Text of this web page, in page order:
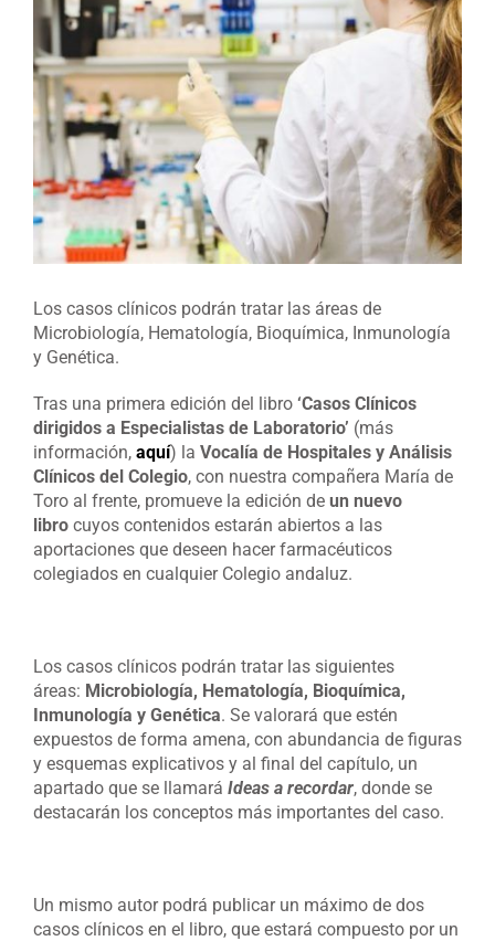
más
grande
Los casos clínicos podrán tratar las áreas de
Microbiología, Hematología, Bioquímica, Inmunología
y Genética.
Tras una primera edición del libro ‘Casos Clínicos
dirigidos a Especialistas de Laboratorio’ (más
información, aquí) la Vocalía de Hospitales y Análisis
Clínicos del Colegio, con nuestra compañera María de
Toro al frente, promueve la edición de un nuevo
libro cuyos contenidos estarán abiertos a las
aportaciones que deseen hacer farmacéuticos
colegiados en cualquier Colegio andaluz.
Los casos clínicos podrán tratar las siguientes
áreas: Microbiología, Hematología, Bioquímica,
Inmunología y Genética. Se valorará que estén
expuestos de forma amena, con abundancia de figuras
y esquemas explicativos y al final del capítulo, un
apartado que se llamará Ideas a recordar, donde se
destacarán los conceptos más importantes del caso.
Un mismo autor podrá publicar un máximo de dos
casos clínicos en el libro, que estará compuesto por un